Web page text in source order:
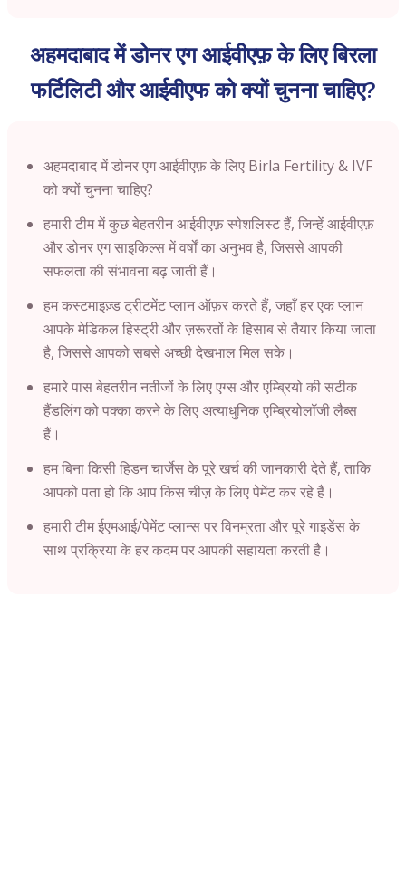
अहमदाबाद में डोनर एग आईवीएफ़ के लिए बिरला
फर्टिलिटी और आईवीएफ को क्यों चुनना चाहिए?
अहमदाबाद में डोनर एग आईवीएफ़ के लिए Birla Fertility & IVF
को क्यों चुनना चाहिए?
हमारी टीम में कुछ बेहतरीन आईवीएफ़ स्पेशलिस्ट हैं, जिन्हें आईवीएफ़
और डोनर एग साइकिल्स में वर्षों का अनुभव है, जिससे आपकी
सफलता की संभावना बढ़ जाती हैं।
हम कस्टमाइज़्ड ट्रीटमेंट प्लान ऑफ़र करते हैं, जहाँ हर एक प्लान
आपके मेडिकल हिस्ट्री और ज़रूरतों के हिसाब से तैयार किया जाता
है, जिससे आपको सबसे अच्छी देखभाल मिल सके।
हमारे पास बेहतरीन नतीजों के लिए एग्स औरएम्ब्रियोकी सटीक
हैंडलिंग को पक्का करने के लिए अत्याधुनिक एम्ब्रियोलॉजी लैब्स
हैं।
हम बिना किसी हिडन चार्जेस के पूरे खर्च की जानकारी देते हैं, ताकि
आपको पता हो कि आप किस चीज़ के लिए पेमेंट कर रहे हैं।
हमारी टीम ईएमआई/पेमेंट प्लान्स पर विनम्रता और पूरे गाइडेंस के
साथ प्रक्रिया के हर कदम पर आपकी सहायता करती है।